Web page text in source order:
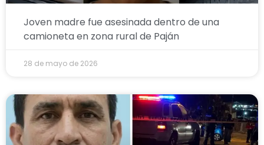
Joven madre fue asesinada dentro de una
camioneta en zona rural de Paján
28 de mayo de 2026